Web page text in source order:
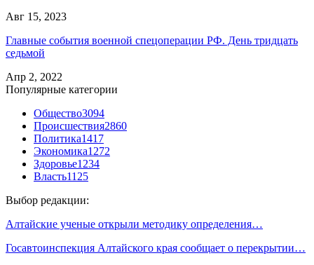
Авг 15, 2023
Главные события военной спецоперации РФ. День тридцать
седьмой
Апр 2, 2022
Популярные категории
Общество3094
Происшествия2860
Политика1417
Экономика1272
Здоровье1234
Власть1125
Выбор редакции:
Алтайские ученые открыли методику определения…
Госавтоинспекция Алтайского края сообщает о перекрытии…